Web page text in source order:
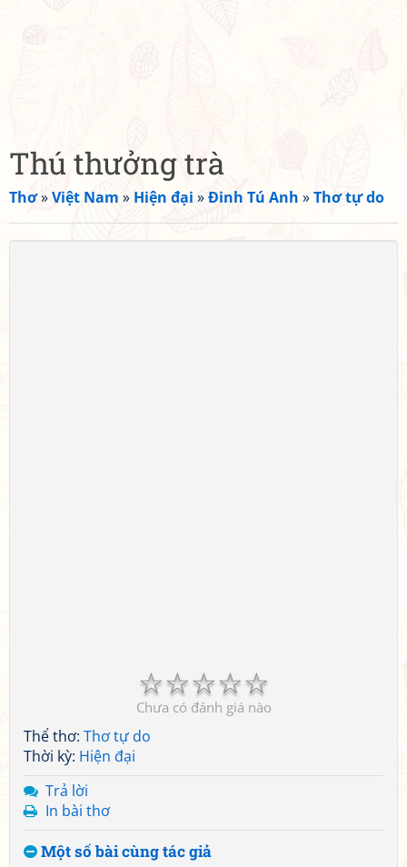
Thú thưởng trà
Thơ»Việt Nam » Hiện đại »Đinh Tú Anh »Thơ tự do
☆
☆
☆
☆
☆
Chưa có đánh giá nào
Thể thơ: Thơ tự do
Thời kỳ: Hiện đại
Trả lời
In bài thơ
Một số bài cùng tác giả